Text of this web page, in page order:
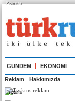
Реклама
GÜNDEM EKONOMİ
Reklam Hakkımızda
Реклама